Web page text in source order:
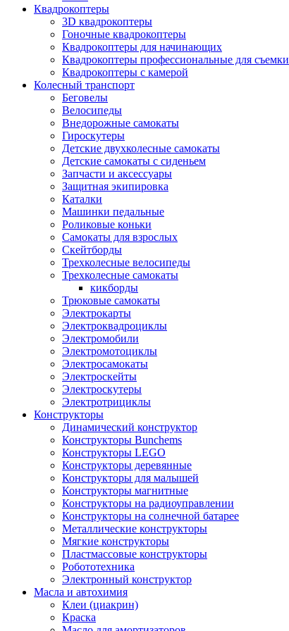
Квадрокоптеры
3D квадрокоптеры
Гоночные квадрокоптеры
Квадрокоптеры для начинающих
Квадрокоптеры профессиональные для съемки
Квадрокоптеры с камерой
Колесный транспорт
Беговелы
Велосипеды
Внедорожные самокаты
Гироскутеры
Детские двухколесные самокаты
Детские самокаты с сиденьем
Запчасти и аксессуары
Защитная экипировка
Каталки
Машинки педальные
Роликовые коньки
Самокаты для взрослых
Скейтборды
Трехколесные велосипеды
Трехколесные самокаты
кикборды
Трюковые самокаты
Электрокарты
Электроквадроциклы
Электромобили
Электромотоциклы
Электросамокаты
Электроскейты
Электроскутеры
Электротрициклы
Конструкторы
Динамический конструктор
Конструкторы Bunchems
Конструкторы LEGO
Конструкторы деревянные
Конструкторы для малышей
Конструкторы магнитные
Конструкторы на радиоуправлении
Конструкторы на солнечной батарее
Металлические конструкторы
Мягкие конструкторы
Пластмассовые конструкторы
Робототехника
Электронный конструктор
Масла и автохимия
Клеи (циакрин)
Краска